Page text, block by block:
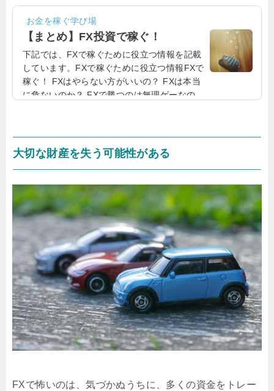
お金を稼ぐ学び場
【まとめ】FX投資で稼ぐ！
下記では、FXで稼ぐために役立つ情報を記載
しています。FXで稼ぐために役立つ情報FXで
稼ぐ！ FXはやらない方がいいの？ FXは本当
に危ないのか？ FXで勝つのは無理ゲーなの
のは難しい FXは神頼みすると負けやすい FX
でムカつく気持ちもわかります 変な力みがあ
ると負けやすい FXは辛い経験を乗り越えてこ
には？ 相場には騙しが存在する FXはタイミン
グも大切 FXは波乗りに...
大切な財産を失う可能性がある
FXで怖いのは、気づかぬうちに、多くの資金をトレー